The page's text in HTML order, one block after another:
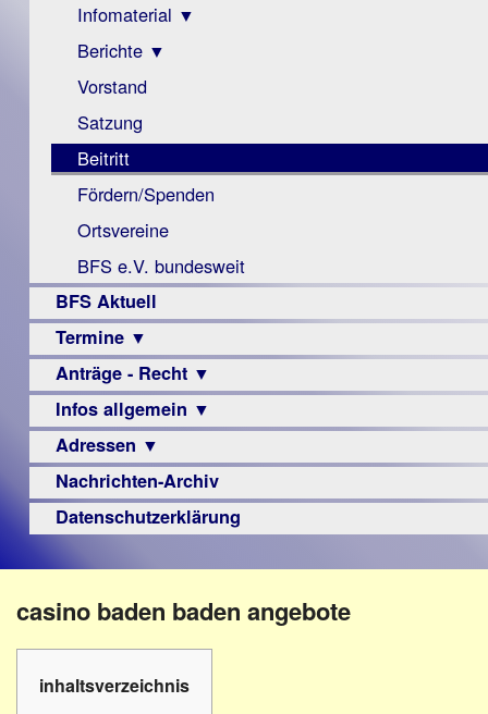
Infomaterial ▼
Visus
Zeitschrift
Monokular
Mac
Instagram-
Links
Berichte ▼
Archiv
Berichte
Vorstand
Satzung
Beitritt
Fördern/Spenden
Ortsvereine
BFS e.V. bundesweit
BFS Aktuell
Termine ▼
Veranstaltungsprogramme
Anträge - Recht ▼
Archiv
Urteile
Infos allgemein ▼
Sehbehinderung
Frühförderung
Schule
–
Beruf
Hilfsmittel
-
Adressen ▼
Augenoptiker
Berufsbildungswerke
Hörbüchereien
Reha-
Lehrer
Nachrichten-Archiv
Datenschutzerklärung
casino baden baden angebote
inhaltsverzeichnis